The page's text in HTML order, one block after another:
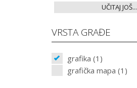
UČITAJ JOŠ...
VRSTA GRAĐE
grafika (1)
grafička mapa (1)